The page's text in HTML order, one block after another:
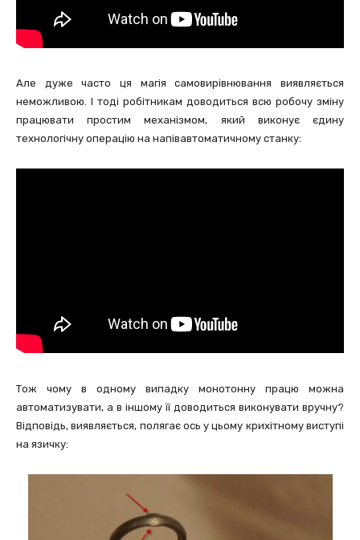
Але дуже часто ця магія самовирівнювання виявляється
неможливою. І тоді робітникам доводиться всю робочу зміну
працювати простим механізмом, який виконує єдину
технологічну операцію на напівавтоматичному станку:
Тож чому в одному випадку монотонну працю можна
автоматизувати, а в іншому її доводиться виконувати вручну?
Відповідь, виявляється, полягає ось у цьому крихітному виступі
на язичку: